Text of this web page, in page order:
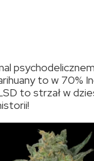
to w 70%
to strzał w